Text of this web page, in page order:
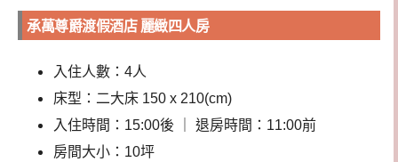
承萬尊爵渡假酒店 麗緻四人房
入住人數：4人
床型：二大床 150 x 210(cm)
入住時間：15:00後 ｜ 退房時間：11:00前
房間大小：10坪